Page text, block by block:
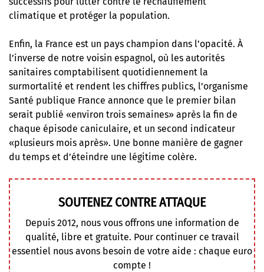
climatique et protéger la population.
Enfin, la France est un pays champion dans l’opacité. À
l’inverse de notre voisin espagnol, où les autorités
sanitaires comptabilisent quotidiennement la
surmortalité et rendent les chiffres publics, l’organisme
Santé publique France annonce que le premier bilan
serait publié «environ trois semaines» après la fin de
chaque épisode caniculaire, et un second indicateur
«plusieurs mois après». Une bonne manière de gagner
du temps et d’éteindre une légitime colère.
SOUTENEZ CONTRE ATTAQUE
Depuis 2012, nous vous offrons une information de
qualité, libre et gratuite. Pour continuer ce travail
essentiel nous avons besoin de votre aide : chaque euro
compte !